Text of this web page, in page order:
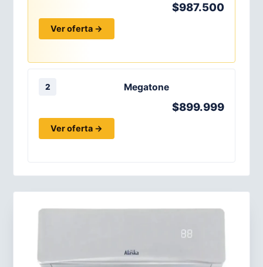
$987.500
Ver oferta →
2 Megatone
$899.999
Ver oferta →